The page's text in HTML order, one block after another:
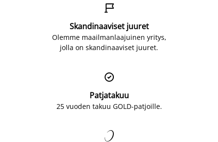

Skandinaaviset juuret
Olemme maailmanlaajuinen yritys,
jolla on skandinaaviset juuret.

Patjatakuu
25 vuoden takuu GOLD-patjoille.
